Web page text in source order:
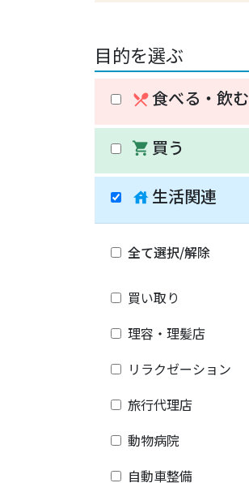
目的を選ぶ
restaurant_menu食べる・飲む
shopping_cart 買う
house 生活関連
全て選択/解除
買い取り
理容・理髪店
リラクゼーション
旅行代理店
動物病院
自動車整備